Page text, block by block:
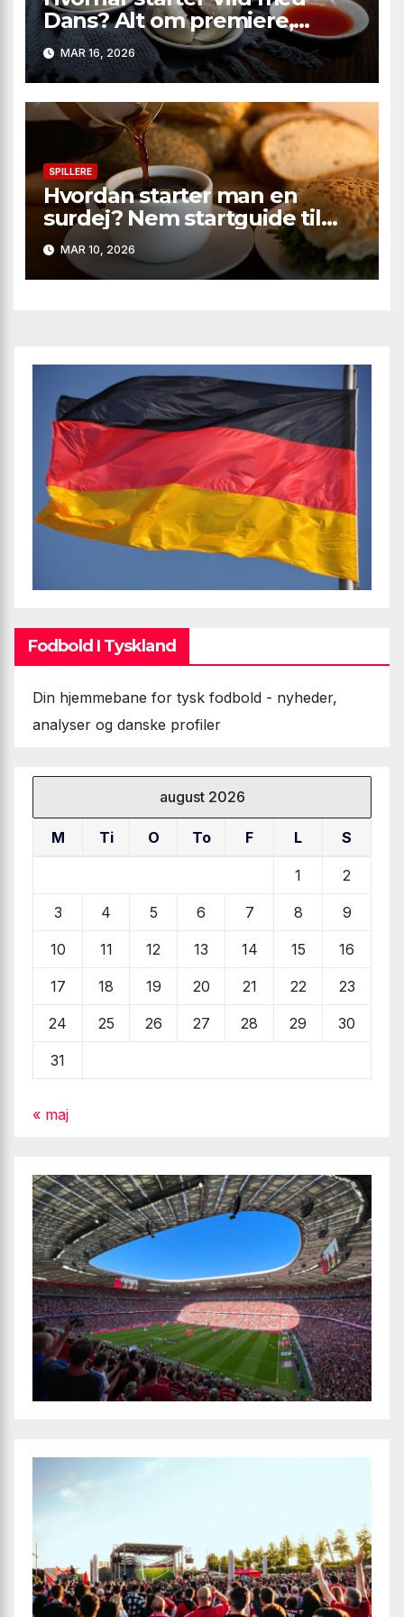
Dans? Alt om premiere,
deltagere og sæsonens
største twists
MAR 16, 2026
SPILLERE
Hvordan starter man en
surdej? Nem startguide til
boblende, aromatisk brød
MAR 10, 2026
Fodbold I Tyskland
Din hjemmebane for tysk fodbold - nyheder,
analyser og danske profiler
august 2026
M Ti O To F L S
1 2
3 4 5 6 7 8 9
10 11 12 13 14 15 16
17 18 19 20 21 22 23
24 25 26 27 28 29 30
31
« maj